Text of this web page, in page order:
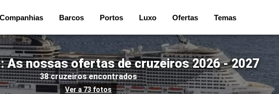
Companhias Barcos Portos Luxo Ofertas Temas
As nossas ofertas de cruzeiros 2026 - 2027
38 cruzeiros encontrados
Ver a 73 fotos